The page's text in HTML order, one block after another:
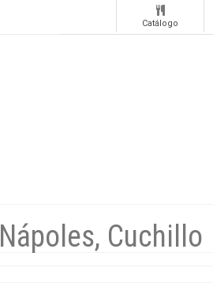
Catálogo
Nápoles, Cuchillo